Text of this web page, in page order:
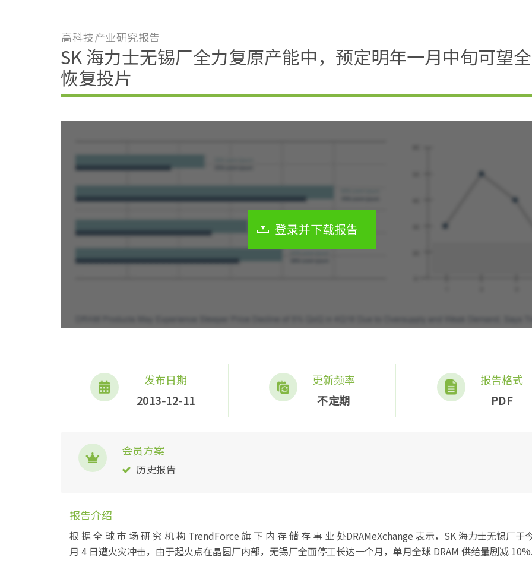
SK 海力士无锡厂全力复原产能中，预定明年一月中旬可望
恢复投片
高科技产业研究报告
登录并下载报告
发布日期
2013-12-11
更新频率
不定期
报告格式
PDF
会员方案
历史报告
报告介绍
根 据 全 球 市 场 研 究 机 构 TrendForce 旗 下 内 存 储 存 事 业 处DRAMeXchange 表示，SK 海力士无锡厂于
月 4 日遭火灾冲击，由于起火点在晶圆厂内部，无锡厂全面停工长达一个月，单月全球 DRAM 供给量剧减